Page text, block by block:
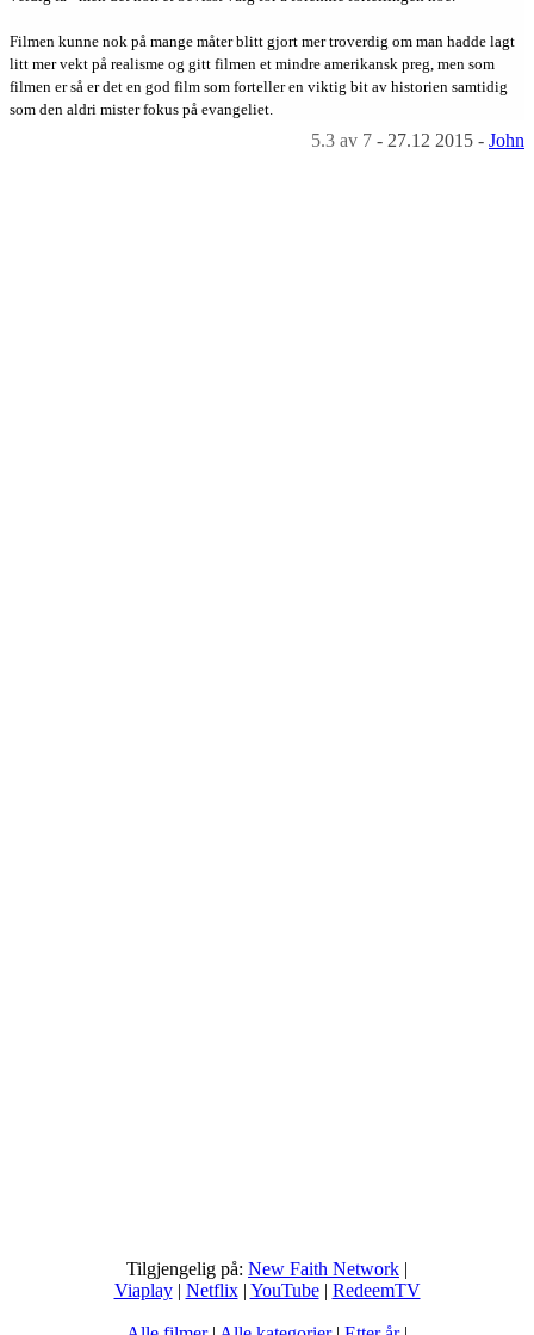
Filmen kunne nok på mange måter blitt gjort mer troverdig om man hadde lagt
litt mer vekt på realisme og gitt filmen et mindre amerikansk preg, men som
filmen er så er det en god film som forteller en viktig bit av historien samtidig
som den aldri mister fokus på evangeliet.
5.3 av 7 - 27.12 2015 - John
Tilgjengelig på: New Faith Network |
Viaplay| Netflix| YouTube| RedeemTV